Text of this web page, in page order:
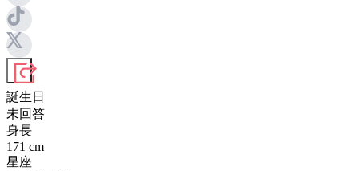
誕生日
未回答
身長
171 cm
星座